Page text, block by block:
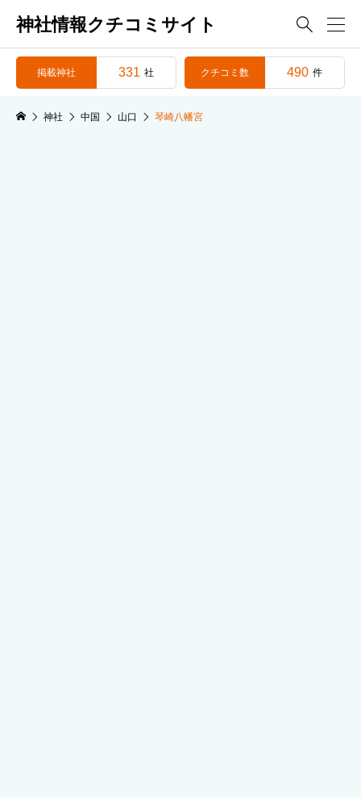
神社情報クチコミサイト 
掲載神社 331 社 クチコミ数 490 件
神社 中国 山口 琴崎八幡宮